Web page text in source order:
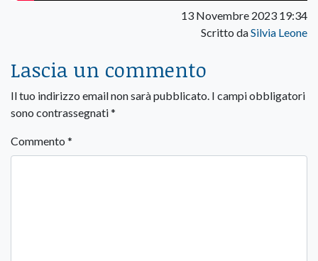
13 Novembre 2023 19:34
Scritto daSilvia Leone
Lascia un commento
Il tuo indirizzo email non sarà pubblicato. I campi obbligatori
sono contrassegnati*
Commento *